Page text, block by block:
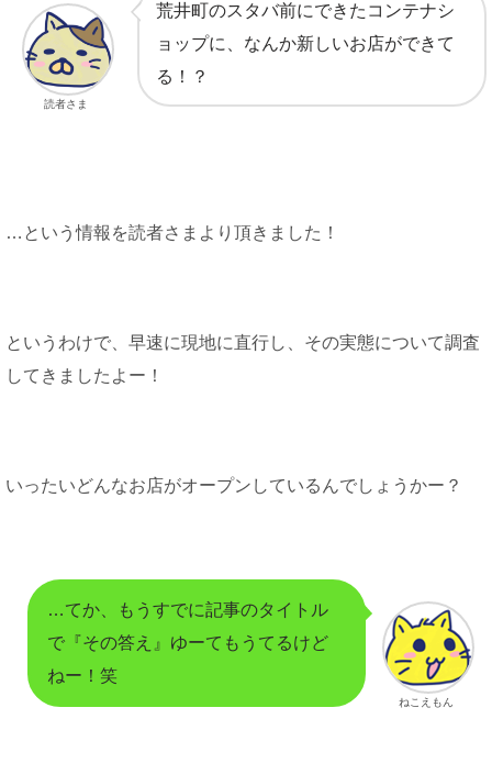
荒井町のスタバ前にできたコンテナシ
ョップに、なんか新しいお店ができて
る！？
読者さま
…という情報を読者さまより頂きました！
というわけで、早速に現地に直行し、その実態について調査
してきましたよー！
いったいどんなお店がオープンしているんでしょうかー？
…てか、もうすでに記事のタイトル
で『その答え』ゆーてもうてるけど
ねー！笑
ねこえもん